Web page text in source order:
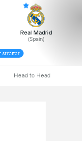
Real Madrid
(Spain)
straffar
Head to Head